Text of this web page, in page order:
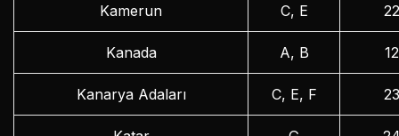
Kamerun C, E
Kanada A, B
Kanarya Adaları C, E, F